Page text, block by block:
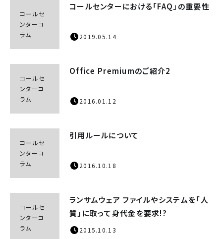
コールセ
ンターコ
ラム
コールセンターにおける「FAQ」の重要性
2019.05.14
コールセ
ンターコ
ラム
Office Premiumのご紹介2
2016.01.12
コールセ
ンターコ
ラム
引用ルールについて
2016.10.18
コールセ
ンターコ
ラム
ランサムウェア ファイルやシステムを「人
質」に取って身代金を要求!?
2015.10.13